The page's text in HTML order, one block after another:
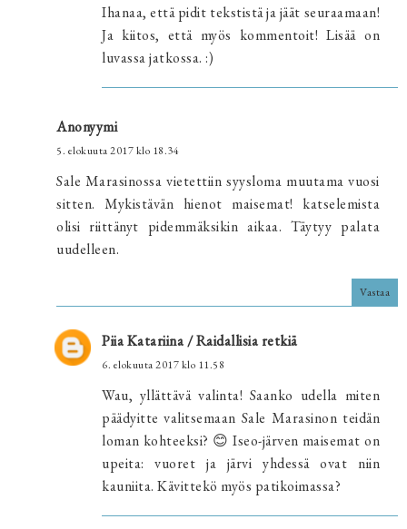
Ihanaa, että pidit tekstistä ja jäät seuraamaan!
Ja kiitos, että myös kommentoit! Lisää on
luvassa jatkossa. :)
Anonyymi
5. elokuuta 2017 klo 18.34
Sale Marasinossa vietettiin syysloma muutama vuosi
sitten. Mykistävän hienot maisemat! katselemista
olisi riittänyt pidemmäksikin aikaa. Täytyy palata
uudelleen.
Vastaa
Piia Katariina / Raidallisia retkiä
6. elokuuta 2017 klo 11.58
Wau, yllättävä valinta! Saanko udella miten
päädyitte valitsemaan Sale Marasinon teidän
loman kohteeksi? 😊 Iseo-järven maisemat on
upeita: vuoret ja järvi yhdessä ovat niin
kauniita. Kävittekö myös patikoimassa?